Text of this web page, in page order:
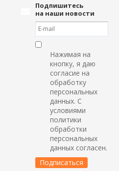
Подпишитесь
на наши новости
Нажимая на
кнопку, я даю
согласие на
обработку
персональных
данных. С
условиями
политики
обработки
персональных
данных согласен.